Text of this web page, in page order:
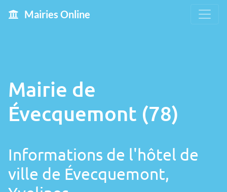
Mairies Online
Mairie de
Évecquemont (78)
Informations de l'hôtel de
ville de Évecquemont,